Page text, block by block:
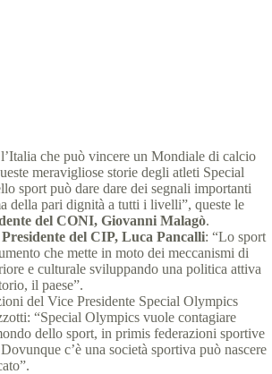
che può vincere un Mondiale di calcio
meravigliose storie degli atleti Special
sport può dare dare dei segnali importanti
della pari dignità a tutti i livelli”, queste le
del CONI, Giovanni Malagò.
Presidente del CIP, Luca Pancalli: “Lo sport
che mette in moto dei meccanismi di
e culturale sviluppando una politica attiva
il paese”.
del Vice Presidente Special Olympics
“Special Olympics vuole contagiare
dello sport, in primis federazioni sportive
c’è una società sportiva può nascere